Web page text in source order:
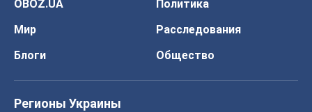
OBOZ.UA
Политика
Мир
Расследования
Блоги
Общество
Регионы Украины